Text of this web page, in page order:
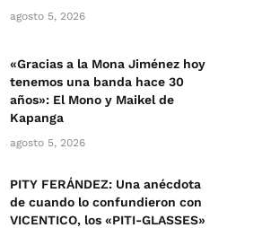
agosto 5, 2026
«Gracias a la Mona Jiménez hoy
tenemos una banda hace 30
años»: El Mono y Maikel de
Kapanga
agosto 5, 2026
PITY FERÁNDEZ: Una anécdota
de cuando lo confundieron con
VICENTICO, los «PITI-GLASSES»